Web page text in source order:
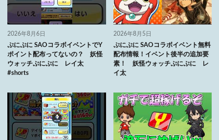
2026年8月6日
ぷにぷに SAOコラボイベントでY
ポイント配布ってないの？ 妖怪
ウォッチぷにぷに レイ太
#shorts
2026年8月5日
ぷにぷに SAOコラボイベント無料
配布情報！イベント後半の追加要
素！ 妖怪ウォッチぷにぷに レ
イ太